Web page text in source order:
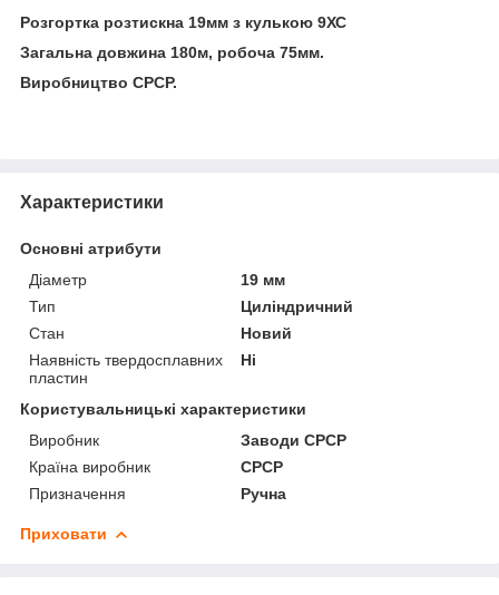
Розгортка розтискна 19мм з кулькою 9ХС
Загальна довжина 180м, робоча 75мм.
Виробництво СРСР.
Характеристики
Основні атрибути
Діаметр
19 мм
Тип
Циліндричний
Стан
Новий
Наявність твердосплавних
пластин
Ні
Користувальницькі характеристики
Виробник
Заводи СРСР
Країна виробник
СРСР
Призначення
Ручна
Приховати